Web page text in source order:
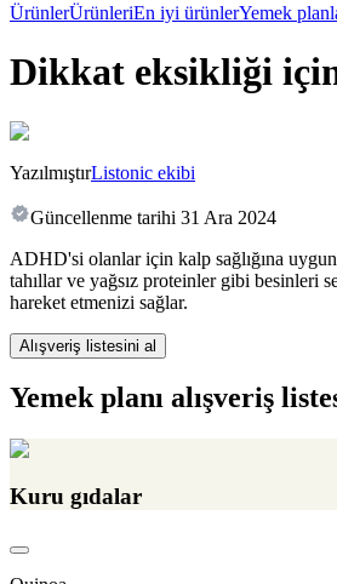
ÜrünlerÜrünleriEn iyi ürünlerYemek
Dikkat eksikliği için
YazılmıştırListonic ekibi
Güncellenme tarihi 31 Ara 2024
ADHD'si olanlar için kalp sağlığına
tahıllar ve yağsız proteinler gibi besinleri
hareket etmenizi sağlar.
Alışveriş listesini al
Yemek planı alışveriş
Kuru gıdalar